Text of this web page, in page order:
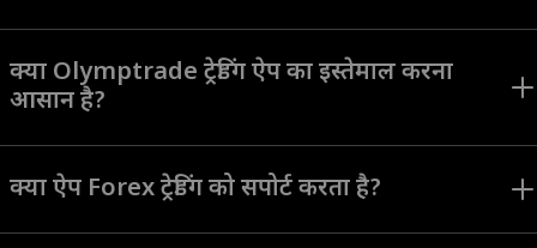
क्या Olymptrade ट्रेडिंग ऐप का इस्तेमाल करना
आसान है?
सभी टूल्स का इस्तेमाल करना आसान बनाने के लिए डिज़ाइन किया गया था।
क्या ऐप Forex ट्रेडिंग को सपोर्ट करता है?